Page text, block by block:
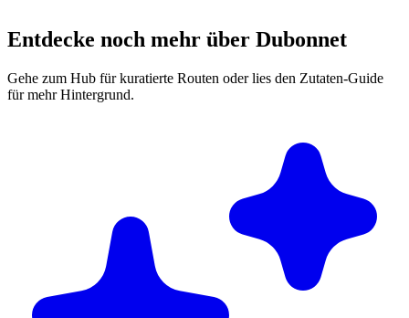
Entdecke noch mehr über Dubonnet
Gehe zum Hub für kuratierte Routen oder lies den Zutaten-Guide
für mehr Hintergrund.